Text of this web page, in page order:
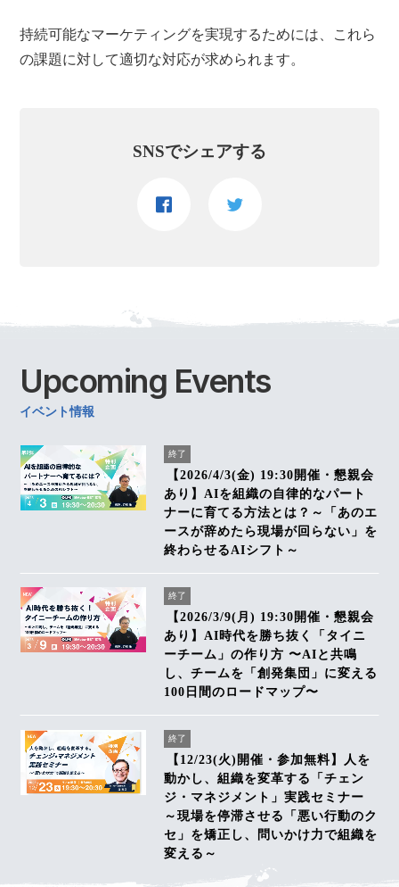
持続可能なマーケティングを実現するためには、これら
の課題に対して適切な対応が求められます。
SNSでシェアする
Upcoming Events
イベント情報
終了
【2026/4/3(金) 19:30開催・懇親会
あり】AIを組織の自律的なパート
ナーに育てる方法とは？～「あのエ
ースが辞めたら現場が回らない」を
終わらせるAIシフト～
終了
【2026/3/9(月) 19:30開催・懇親会
あり】AI時代を勝ち抜く「タイニ
ーチーム」の作り方 〜AIと共鳴
し、チームを「創発集団」に変える
100日間のロードマップ〜
終了
【12/23(火)開催・参加無料】人を
動かし、組織を変革する「チェン
ジ・マネジメント」実践セミナー
～現場を停滞させる「悪い行動のク
セ」を矯正し、問いかけ力で組織を
変える～